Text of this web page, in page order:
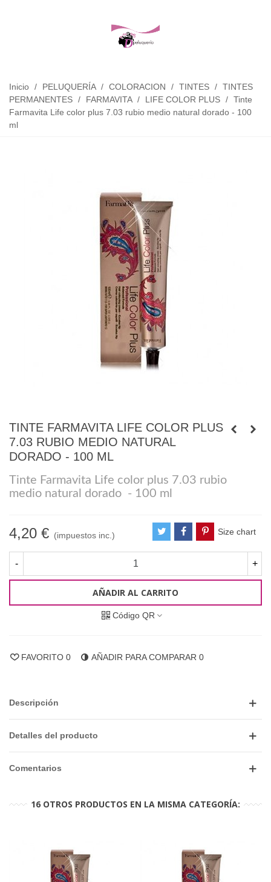
Inicio / PELUQUERÍA / COLORACION / TINTES / TINTES
PERMANENTES / FARMAVITA / LIFE COLOR PLUS / Tinte
Farmavita Life color plus 7.03 rubio medio natural dorado - 100
ml
TINTE FARMAVITA LIFE COLOR PLUS
7.03 RUBIO MEDIO NATURAL
DORADO - 100 ML
Tinte Farmavita Life color plus 7.03 rubio
medio natural dorado - 100 ml
4,20 € (impuestos inc.) Size chart
- +
AÑADIR AL CARRITO
Código QR
FAVORITO 0 AÑADIR PARA COMPARAR 0
Descripción
Detalles del producto
Comentarios
16 OTROS PRODUCTOS EN LA MISMA CATEGORÍA: